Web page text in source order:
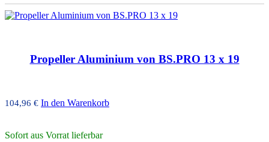
Propeller Aluminium von BS.PRO 13 x 19
104,96 € In den Warenkorb
Sofort aus Vorrat lieferbar